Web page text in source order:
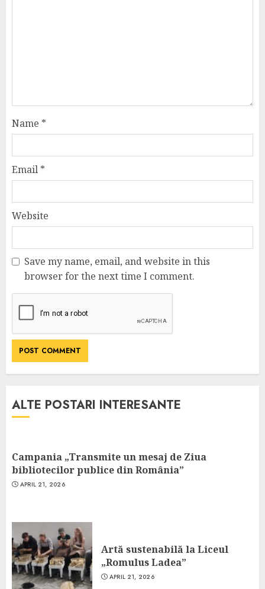
Name *
Email *
Website
Save my name, email, and website in this
browser for the next time I comment.
ALTE POSTARI INTERESANTE
Campania „Transmite un mesaj de Ziua
bibliotecilor publice din România”
APRIL 21, 2026
Artă sustenabilă la Liceul
„Romulus Ladea”
APRIL 21, 2026